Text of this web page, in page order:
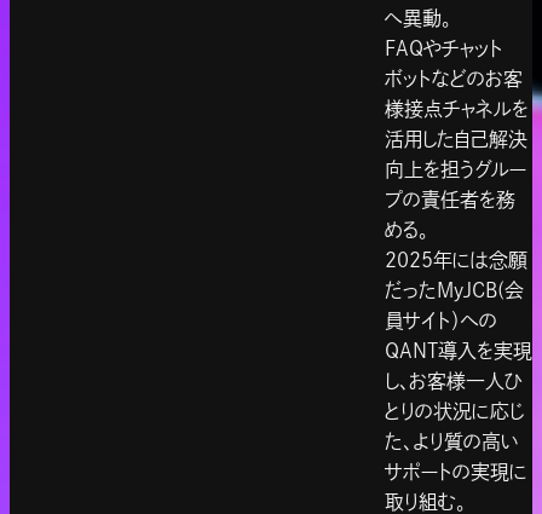
へ異動。
FAQやチャット
ボットなどのお客
様接点チャネルを
活用した自己解決
向上を担うグルー
プの責任者を務
める。
2025年には念願
だったMyJCB(会
員サイト）への
QANT導入を実現
し、お客様一人ひ
とりの状況に応じ
た、より質の高い
サポートの実現に
取り組む。